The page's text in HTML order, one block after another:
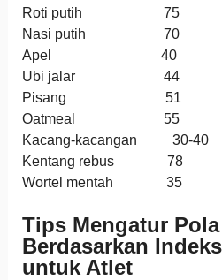
Roti putih 75
Nasi putih 70
Apel 40
Ubi jalar 44
Pisang 51
Oatmeal 55
Kacang-kacangan 30-40
Kentang rebus 78
Wortel mentah 35
Tips Mengatur
Berdasarkan
untuk Atlet